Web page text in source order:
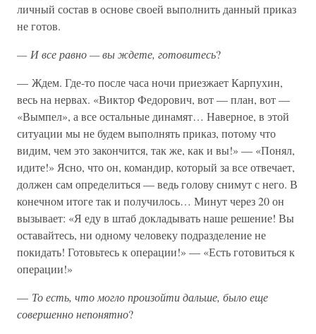
личный состав в основе своей выполнить данный приказ
не готов.
— И все равно — вы ждете, готовитесь?
— Ждем. Где-то после часа ночи приезжает Карпухин,
весь на нервах. «Виктор Федорович, вот — план, вот —
«Вымпел», а все остальные динамят… Наверное, в этой
ситуации мы не будем выполнять приказ, потому что
видим, чем это закончится, так же, как и вы!» — «Понял,
идите!» Ясно, что он, командир, который за все отвечает,
должен сам определиться — ведь голову снимут с него. В
конечном итоге так и получилось… Минут через 20 он
вызывает: «Я еду в штаб докладывать наше решение! Вы
оставайтесь, ни одному человеку подразделение не
покидать! Готовьтесь к операции!» — «Есть готовиться к
операции!»
— То есть, что могло произойти дальше, было еще
совершенно непонятно?